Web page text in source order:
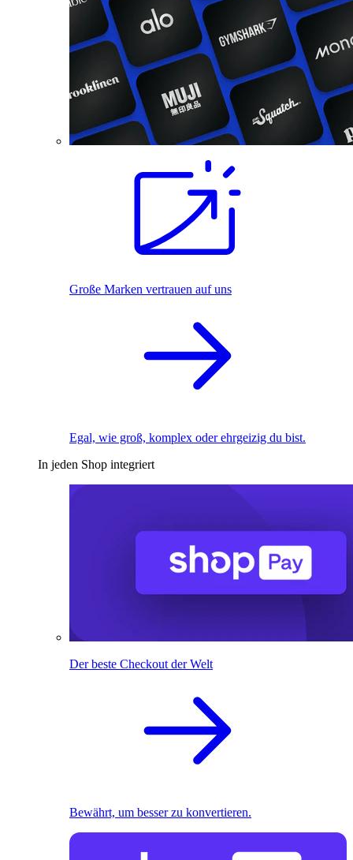
Große Marken vertrauen auf uns
Egal, wie groß, komplex oder ehrgeizig du bist.
In jeden Shop integriert
Der beste Checkout der Welt
Bewährt, um besser zu konvertieren.